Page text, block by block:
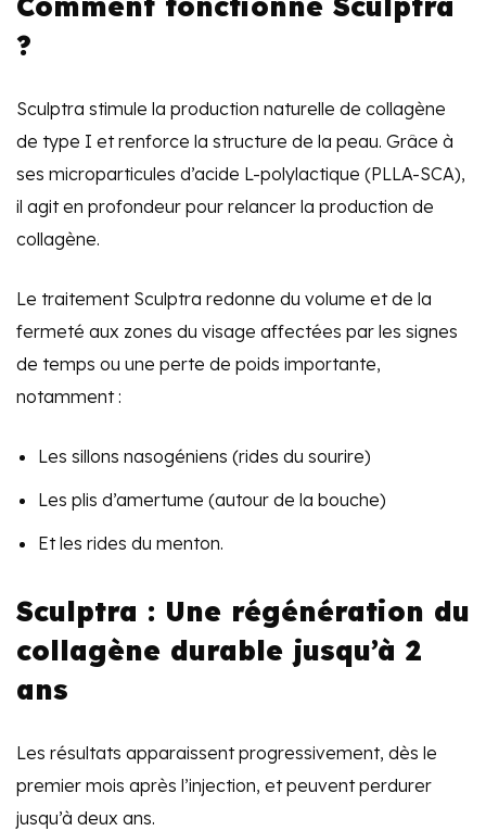
?
Sculptra stimule la production naturelle de collagène
de type I et renforce la structure de la peau. Grâce à
ses microparticules d’acide L-polylactique (PLLA-SCA),
il agit en profondeur pour relancer la production de
collagène.
Le traitement Sculptra redonne du volume et de la
fermeté aux zones du visage affectées par les signes
de temps ou une perte de poids importante,
notamment :
Les sillons nasogéniens (rides du sourire)
Les plis d’amertume (autour de la bouche)
Et les rides du menton.
Sculptra : Une régénération du
collagène durable jusqu’à 2
ans
Les résultats apparaissent progressivement, dès le
premier mois après l’injection, et peuvent perdurer
jusqu’à deux ans.